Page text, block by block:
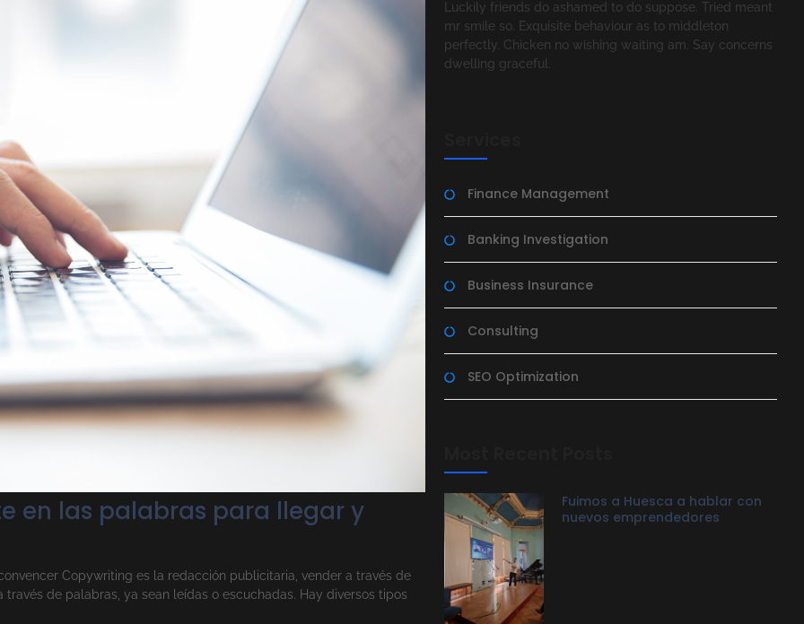
en las palabras para llegar y
Copywriting es la redacción publicitaria, vender a través de
de palabras, ya sean leídas o escuchadas. Hay diversos tipos
Luckily friends do ashamed to do suppose. Tried meant
mr smile so. Exquisite behaviour as to middleton
perfectly. Chicken no wishing waiting am. Say concerns
dwelling graceful.
Finance Management
Banking Investigation
Business Insurance
Consulting
SEO Optimization
Fuimos a Huesca a hablar con
nuevos emprendedores